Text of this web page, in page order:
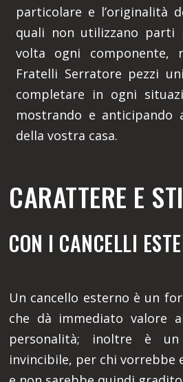
particolare e l’originalità
quali non utilizzano parti
volta ogni componente,
Fratelli Serratore pezzi
completare in ogni
mostrando e anticipando
della vostra casa.
CARATTERE E
CON I CANCELLI
Un cancello esterno è un
che dà immediato valore
personalità; inoltre è
invincibile, per chi vorrebbe